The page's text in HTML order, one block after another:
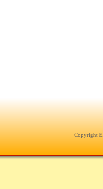
Copyright